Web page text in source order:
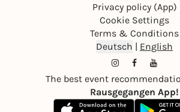
Privacy policy (App)
Cookie Settings
Terms & Conditions
Deutsch | English
The best event
Rausgegangen App!